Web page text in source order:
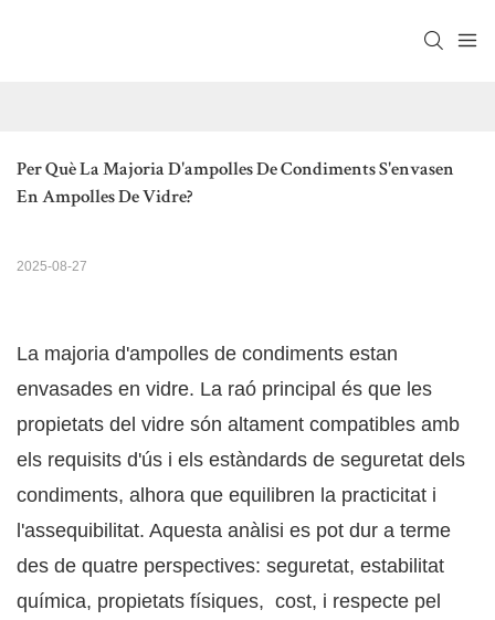
Per Què La Majoria D'ampolles De Condiments S'envasen
En Ampolles De Vidre?
2025-08-27
La majoria d'ampolles de condiments estan
envasades en vidre. La raó principal és que les
propietats del vidre són altament compatibles amb
els requisits d'ús i els estàndards de seguretat dels
condiments, alhora que equilibren la practicitat i
l'assequibilitat. Aquesta anàlisi es pot dur a terme
des de quatre perspectives: seguretat, estabilitat
química, propietats físiques, cost, i respecte pel